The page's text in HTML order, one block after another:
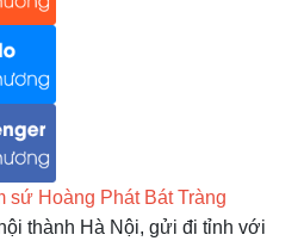
sứ Hoàng Phát Bát Tràng
thành Hà Nội, gửi đi tỉnh với